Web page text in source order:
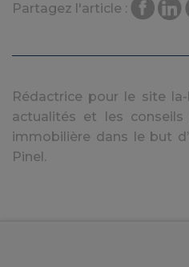
Partagez l'article :
Rédactrice pour le site
actualités et les
immobilière dans le but
Pinel.